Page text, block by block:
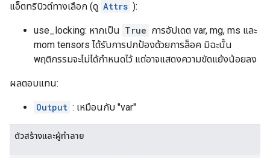
แอ็ตทริบิวต์ทางเลือก (ดู Attrs ):
use_locking: หากเป็น True การอัปเดต var, mg, ms และ
mom tensors ได้รับการปกป้องด้วยการล็อค มิฉะนั้น
พฤติกรรมจะไม่ได้กำหนดไว้ แต่อาจแสดงความขัดแย้งน้อยลง
ผลตอบแทน:
Output : เหมือนกับ "var"
ตัวสร้างและผู้ทำลาย